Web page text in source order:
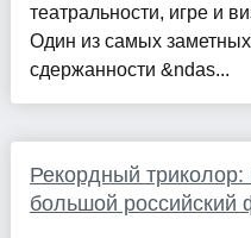
театральности, игре и
Один из самых заметных
сдержанности &ndas...
Рекордный
большой российский